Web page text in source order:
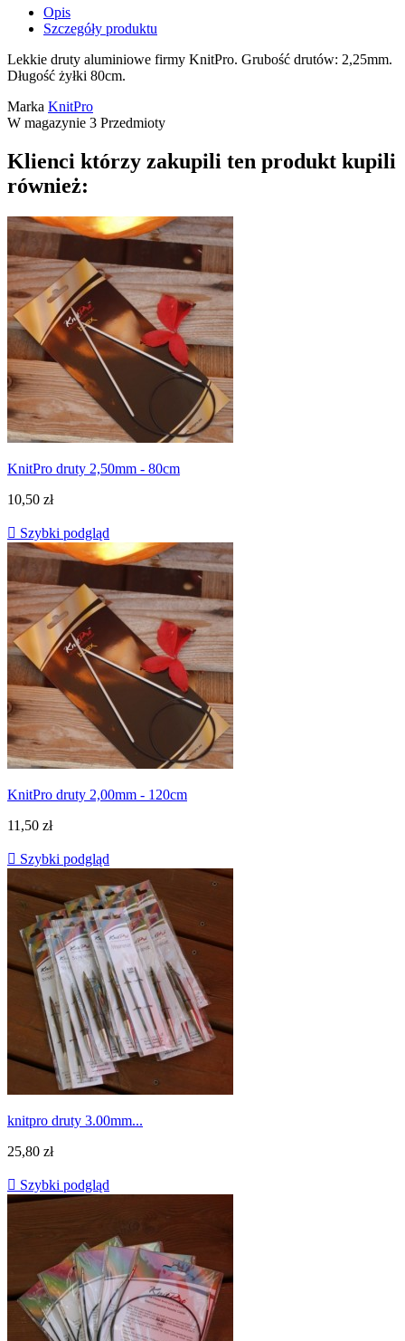
Opis
Szczegóły produktu
Lekkie druty aluminiowe firmy KnitPro. Grubość drutów: 2,25mm.
Długość żyłki 80cm.
Marka KnitPro
W magazynie 3 Przedmioty
Klienci którzy zakupili ten produkt kupili
również:
KnitPro druty 2,50mm - 80cm
10,50 zł
 Szybki podgląd
KnitPro druty 2,00mm - 120cm
11,50 zł
 Szybki podgląd
knitpro druty 3.00mm...
25,80 zł
 Szybki podgląd